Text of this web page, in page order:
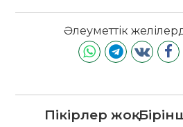
Әлеуметтік
Пікірлер жоқ.